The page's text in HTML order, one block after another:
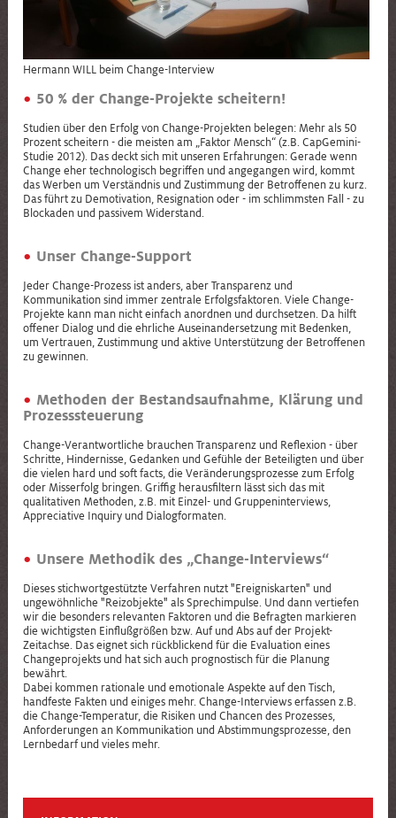
Hermann WILL beim Change-Interview
50 % der Change-Projekte scheitern!
Studien über den Erfolg von Change-Projekten belegen: Mehr als 50
Prozent scheitern - die meisten am „Faktor Mensch“ (z.B. CapGemini-
Studie 2012). Das deckt sich mit unseren Erfahrungen: Gerade wenn
Change eher technologisch begriffen und angegangen wird, kommt
das Werben um Verständnis und Zustimmung der Betroffenen zu kurz.
Das führt zu Demotivation, Resignation oder - im schlimmsten Fall - zu
Blockaden und passivem Widerstand.
Unser Change-Support
Jeder Change-Prozess ist anders, aber Transparenz und
Kommunikation sind immer zentrale Erfolgsfaktoren. Viele Change-
Projekte kann man nicht einfach anordnen und durchsetzen. Da hilft
offener Dialog und die ehrliche Auseinandersetzung mit Bedenken,
um Vertrauen, Zustimmung und aktive Unterstützung der Betroffenen
zu gewinnen.
Methoden der Bestandsaufnahme, Klärung und
Prozesssteuerung
Change-Verantwortliche brauchen Transparenz und Reflexion - über
Schritte, Hindernisse, Gedanken und Gefühle der Beteiligten und über
die vielen hard und soft facts, die Veränderungsprozesse zum Erfolg
oder Misserfolg bringen. Griffig herausfiltern lässt sich das mit
qualitativen Methoden, z.B. mit Einzel- und Gruppeninterviews,
Appreciative Inquiry und Dialogformaten.
Unsere Methodik des „Change-Interviews“
Dieses stichwortgestützte Verfahren nutzt "Ereigniskarten" und
ungewöhnliche "Reizobjekte" als Sprechimpulse. Und dann vertiefen
wir die besonders relevanten Faktoren und die Befragten markieren
die wichtigsten Einflußgrößen bzw. Auf und Abs auf der Projekt-
Zeitachse. Das eignet sich rückblickend für die Evaluation eines
Changeprojekts und hat sich auch prognostisch für die Planung
bewährt.
Dabei kommen rationale und emotionale Aspekte auf den Tisch,
handfeste Fakten und einiges mehr. Change-Interviews erfassen z.B.
die Change-Temperatur, die Risiken und Chancen des Prozesses,
Anforderungen an Kommunikation und Abstimmungsprozesse, den
Lernbedarf und vieles mehr.